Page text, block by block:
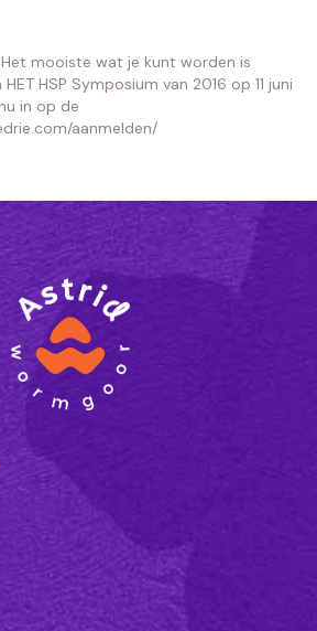
mooiste wat je kunt worden is
HSP Symposium van 2016 op 11 juni
in op de
aanmelden/